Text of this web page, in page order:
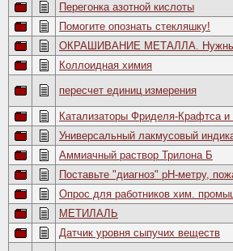
Перегонка азотной кислоты
Помогите опознать стекляшку!
ОКРАШИВАНИЕ МЕТАЛЛА. Нужны
Коллоидная химия
пересчет единиц измерения
Катализаторы Фриделя-Крафтса и
Универсальный лакмусовый
Аммиачный раствор Трилона Б
Поставьте "диагноз" pH-метру,
Опрос для работников хим.
МЕТИЛАЛЬ
Датчик уровня сыпучих веществ